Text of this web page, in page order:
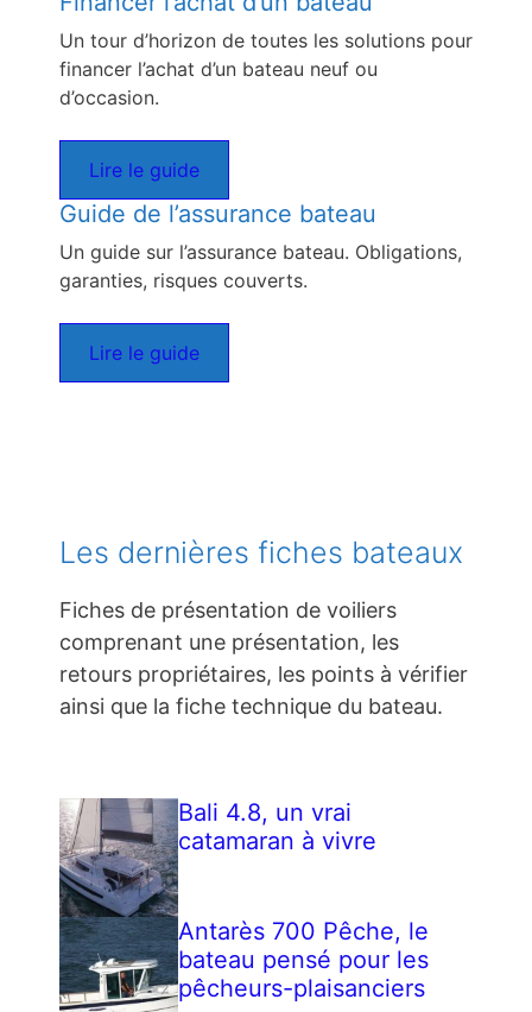
Un tour d’horizon de toutes les solutions pour
financer l’achat d’un bateau neuf ou
d’occasion.
Lire le guide
Guide de l’assurance bateau
Un guide sur l’assurance bateau. Obligations,
garanties, risques couverts.
Lire le guide
Les dernières fiches bateaux
Fiches de présentation de voiliers
comprenant une présentation, les
retours propriétaires, les points à vérifier
ainsi que la fiche technique du bateau.
Bali 4.8, un vrai
catamaran à vivre
Antarès 700 Pêche, le
bateau pensé pour les
pêcheurs-plaisanciers